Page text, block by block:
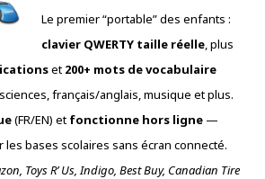
Le premier “portable” des enfants :
clavier QWERTY taille réelle, plus
et 200+ mots de vocabulaire
français/anglais, musique et plus.
(FR/EN) et fonctionne hors ligne —
bases scolaires sans écran connecté.
Toys R’ Us, Indigo, Best Buy, Canadian Tire